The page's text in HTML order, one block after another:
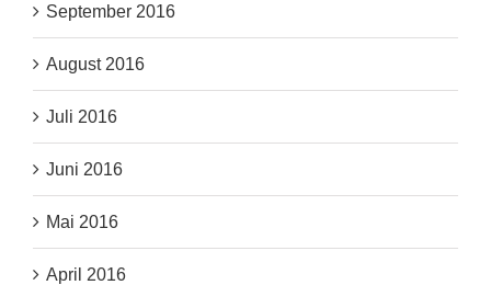
September 2016
August 2016
Juli 2016
Juni 2016
Mai 2016
April 2016